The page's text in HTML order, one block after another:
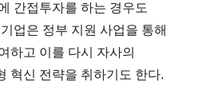
간접투자를 하는 경우도
업은 정부 지원 사업을 통해
하고 이를 다시 자사의
혁신 전략을 취하기도 한다.